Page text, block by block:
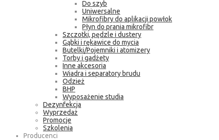
Do szyb
Uniwersalne
Mikrofibry do aplikacji powłok
Płyn do prania mikrofibr
Szczotki, pędzle i dustery
Gąbki i rękawice do mycia
Butelki/Pojemniki i atomizery
Torby i gadżety
Inne akcesoria
Wiadra i separatory brudu
Odzież
BHP
Wyposażenie studia
Dezynfekcja
Wyprzedaż
Promocje
Szkolenia
Producenci